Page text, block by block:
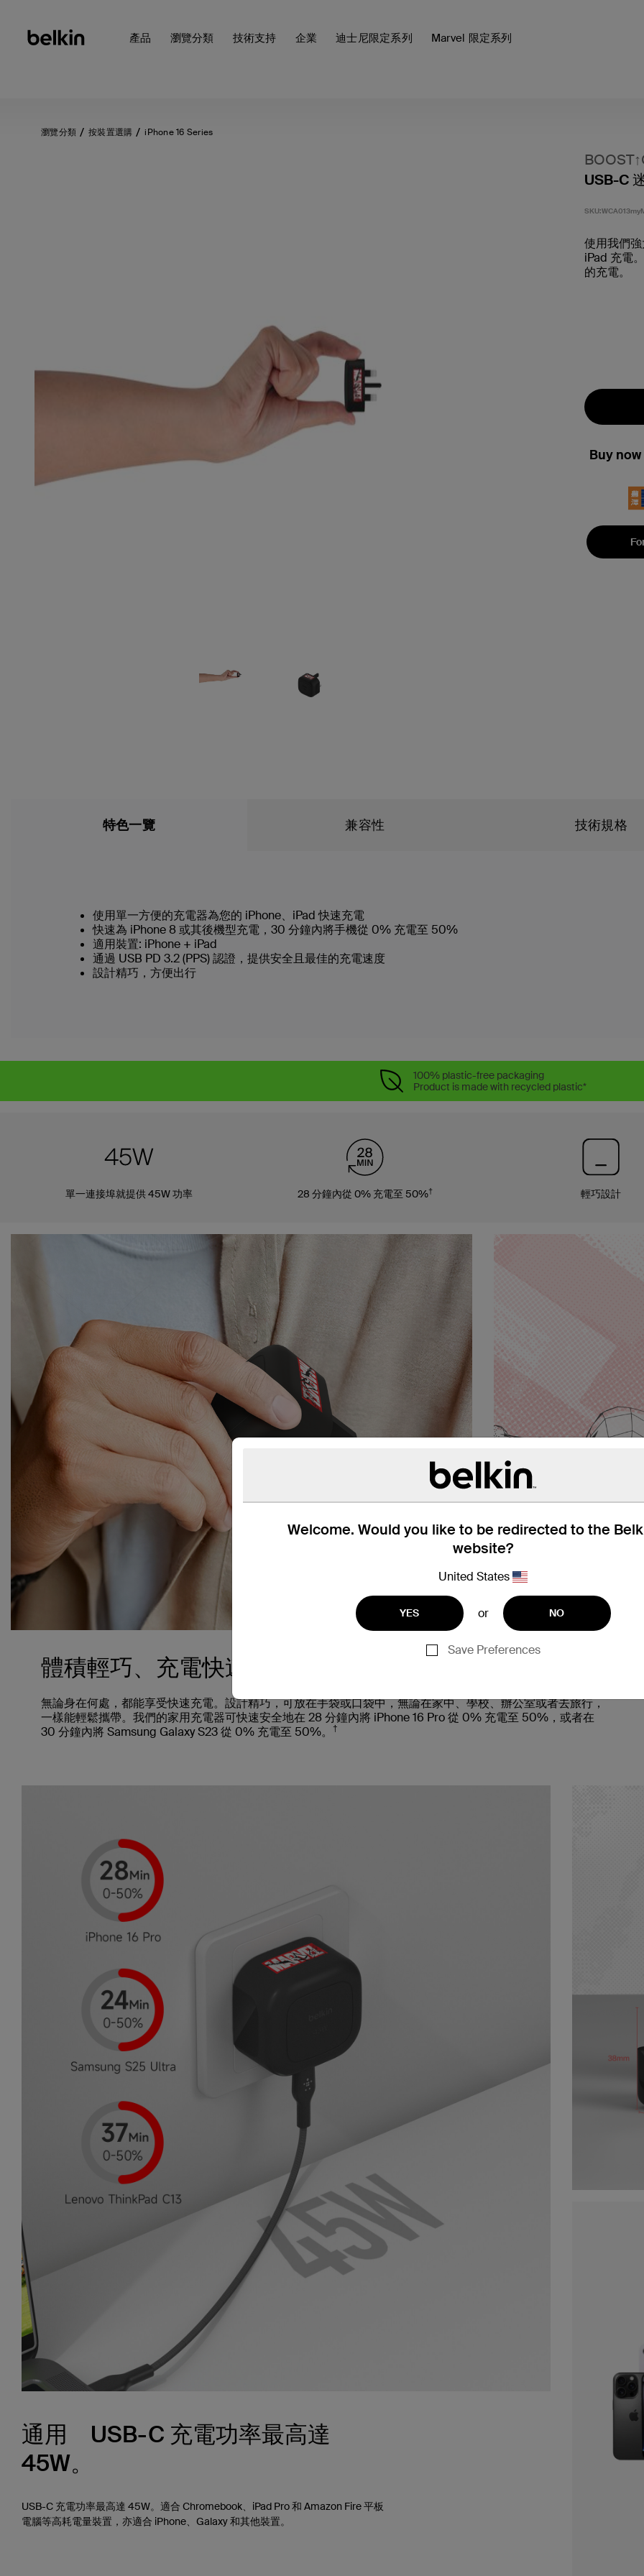
產品 瀏覽分類 技術支持 企業 迪士尼限定系列 Marvel 限定系列
Welcome. Would you like to be redirected to the
website?
United States
YES or NO
Save Preferences
瀏覽分類 按裝置選購 iPhone 16 Series
USB-C
SKU:
使用我們
iPad 充電
的充電。
Buy
特色一覽 兼容性 技術規格
使用單一方便的充電器為您的 iPhone、iPad 快速充電
快速為 iPhone 8 或其後機型充電，30 分鐘內將手機從 0% 充電至 50%
適用裝置: iPhone + iPad
通過 USB PD 3.2 (PPS) 認證，提供安全且最佳的充電速度
設計精巧，方便出行
100% plastic-free packaging
Product is made with recycled plastic*
單一連接埠就提供 45W 功率 28 分鐘內從 0% 充電至 50%† 輕巧設計
體積輕巧、充電快速。
無論身在何處，都能享受快速充電。設計精巧，可放在手袋或口袋中，無論在家中、學校、辦公室或者去旅行，
一樣能輕鬆攜帶。我們的家用充電器可快速安全地在 28 分鐘內將 iPhone 16 Pro 從 0% 充電至 50%，或者在
30 分鐘內將 Samsung Galaxy S23 從 0% 充電至 50%。
†
通用 USB-C 充電功率最高達
45W。
USB-C 充電功率最高達 45W。適合 Chromebook、iPad Pro 和 Amazon Fire 平板
電腦等高耗電量裝置，亦適合 iPhone、Galaxy 和其他裝置。